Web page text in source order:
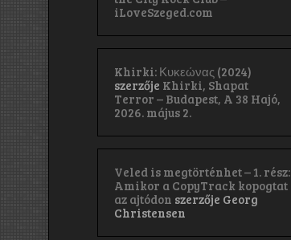
iLoveSzeged.com
Khirki: Κ​υ​κ​ε​ώ​ν​α​ς (2024)
szerzője Khirki, Shapat
Terror – Budapest, A 38 Hajó,
2026. május 2.
Veled is megtörténhet – 1. rész:
Amikor a CopyTrack kopogtat
az ajtódon szerzője Georg
Christensen